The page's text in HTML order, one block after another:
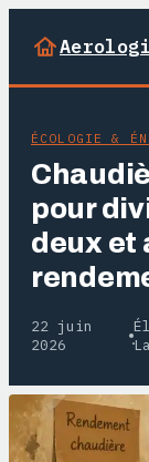
ÉCOLOGIE &
pour
deux et
22 juin
2026
·